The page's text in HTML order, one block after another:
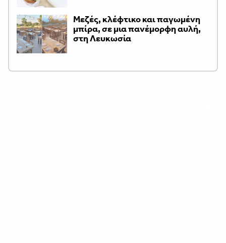
Μεζές, κλέφτικο και παγωμένη
μπίρα, σε μια πανέμορφη αυλή,
στη Λευκωσία